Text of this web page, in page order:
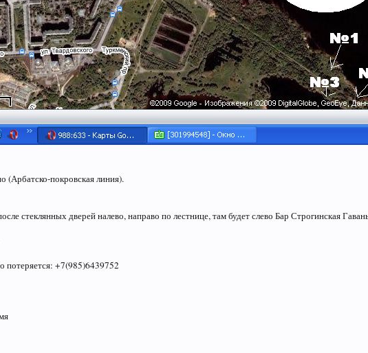
(Арбатско-покровская линия).
стеклянных дверей налево, направо по лестнице, там будет слево Бар Строгинская
потеряется: +7(985)6439752